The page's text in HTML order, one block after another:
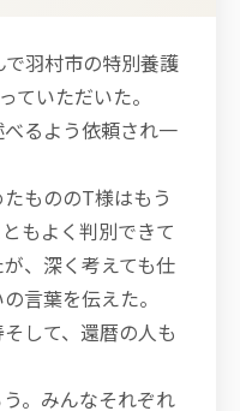
羽村市の特別養護
ていただいた。
るよう依頼され一
もののT様はもう
もよく判別できて
、深く考えても仕
言葉を伝えた。
して、還暦の人も
。みんなそれぞれ